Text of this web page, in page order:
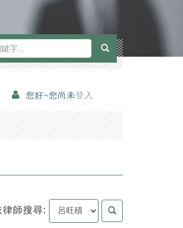
您好~您尚未登入
律師搜尋: